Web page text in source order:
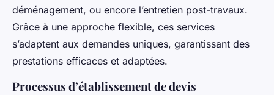
déménagement, ou encore l’entretien post-travaux.
Grâce à une approche flexible, ces services
s’adaptent aux demandes uniques, garantissant des
prestations efficaces et adaptées.
Processus d’établissement de devis